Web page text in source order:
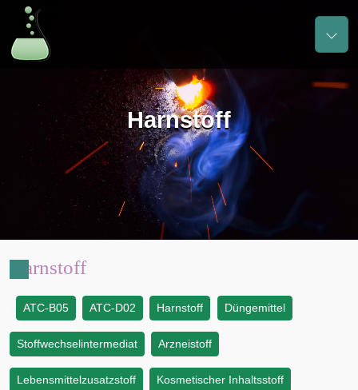
Harnstoff
Harnstoff
ATC-B05 ATC-D02 Harnstoff Düngemittel
Stoffwechselintermediat Arzneistoff
Lebensmittelzusatzstoff Kosmetischer Inhaltsstoff